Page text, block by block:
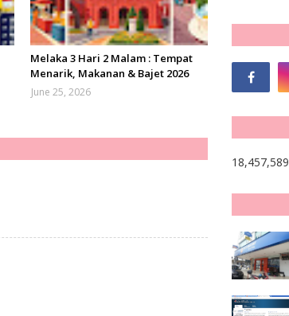
Melaka 3 Hari 2 Malam : Tempat
Menarik, Makanan & Bajet 2026
June 25, 2026
18,457,589